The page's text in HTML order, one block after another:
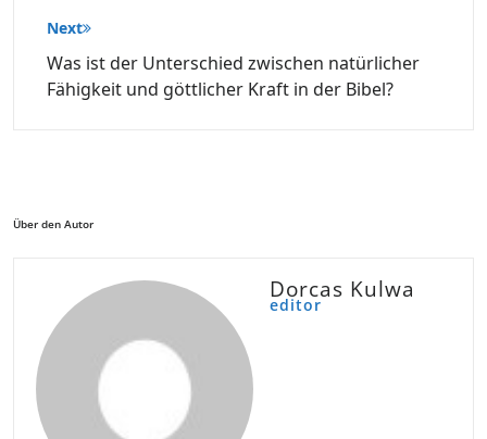
Next
Was ist der Unterschied zwischen natürlicher
Fähigkeit und göttlicher Kraft in der Bibel?
Über den Autor
Dorcas Kulwa
editor